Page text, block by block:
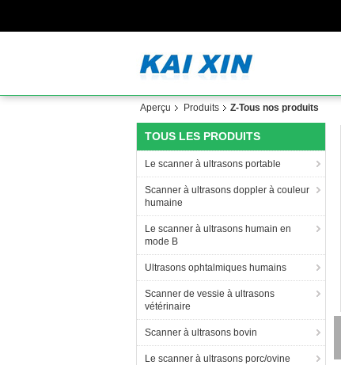
Aperçu Produits Z-Tous nos produits
TOUS LES PRODUITS
Le scanner à ultrasons portable
Scanner à ultrasons doppler à couleur
humaine
Le scanner à ultrasons humain en
mode B
Ultrasons ophtalmiques humains
Scanner de vessie à ultrasons
vétérinaire
Scanner à ultrasons bovin
Le scanner à ultrasons porc/ovine